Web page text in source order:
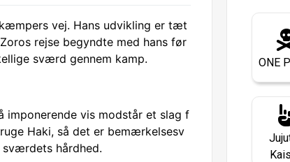
vej. Hans udvikling er tæt
rejse begyndte med hans før
sværd gennem kamp.
vis modstår et slag f
Haki, så det er bemærkelsesv
hårdhed.
ONE